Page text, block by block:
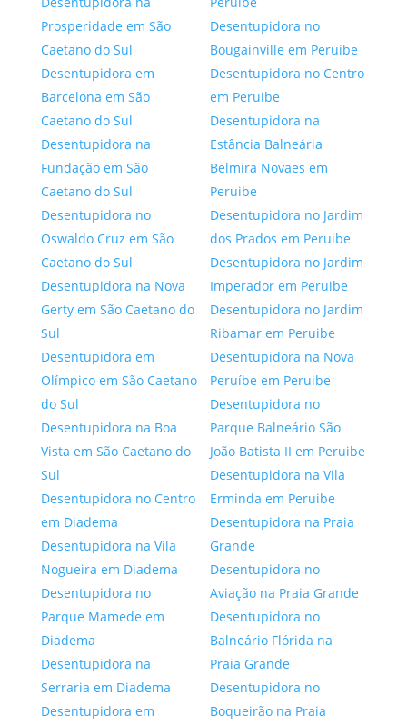
Prosperidade em São
Caetano do Sul
Desentupidora em
Barcelona em São
Caetano do Sul
Desentupidora na
Fundação em São
Caetano do Sul
Desentupidora no
Oswaldo Cruz em São
Caetano do Sul
Desentupidora na Nova
Gerty em São Caetano do
Sul
Desentupidora em
Olímpico em São Caetano
do Sul
Desentupidora na Boa
Vista em São Caetano do
Sul
Desentupidora no Centro
em Diadema
Desentupidora na Vila
Nogueira em Diadema
Desentupidora no
Parque Mamede em
Diadema
Desentupidora na
Serraria em Diadema
Desentupidora em
Desentupidora no
Bougainville em Peruibe
Desentupidora no Centro
em Peruibe
Desentupidora na
Estância Balneária
Belmira Novaes em
Peruibe
Desentupidora no Jardim
dos Prados em Peruibe
Desentupidora no Jardim
Imperador em Peruibe
Desentupidora no Jardim
Ribamar em Peruibe
Desentupidora na Nova
Peruíbe em Peruibe
Desentupidora no
Parque Balneário São
João Batista II em Peruibe
Desentupidora na Vila
Erminda em Peruibe
Desentupidora na Praia
Grande
Desentupidora no
Aviação na Praia Grande
Desentupidora no
Balneário Flórida na
Praia Grande
Desentupidora no
Boqueirão na Praia